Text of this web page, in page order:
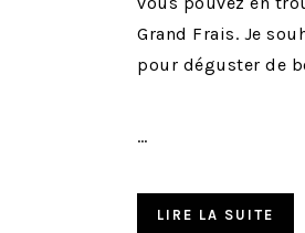
Grand Frais. Je
pour déguster de
…
LIRE LA SUITE